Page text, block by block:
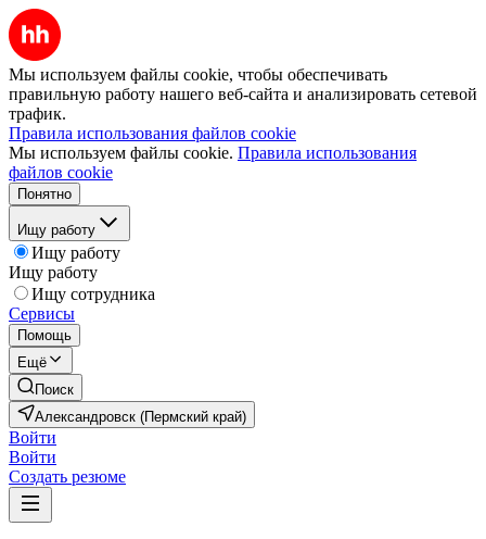
Мы используем файлы cookie, чтобы обеспечивать
правильную работу нашего веб-сайта и анализировать сетевой
трафик.
Правила использования файлов cookie
Мы используем файлы cookie. Правила использования
файлов cookie
Понятно
Ищу работу
Ищу работу
Ищу работу
Ищу сотрудника
Сервисы
Помощь
Ещё
Поиск
Александровск (Пермский край)
Войти
Войти
Создать резюме